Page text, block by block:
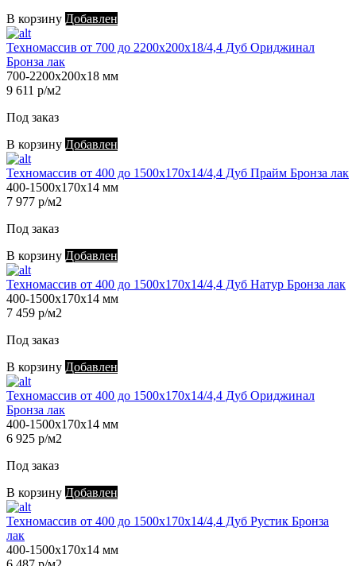
В корзину Добавлен
Техномассив от 700 до 2200х200х18/4,4 Дуб Ориджинал
Бронза лак
700-2200х200х18 мм
9 611 р/м2
Под заказ
В корзину Добавлен
Техномассив от 400 до 1500х170х14/4,4 Дуб Прайм Бронза лак
400-1500х170х14 мм
7 977 р/м2
Под заказ
В корзину Добавлен
Техномассив от 400 до 1500х170х14/4,4 Дуб Натур Бронза лак
400-1500х170х14 мм
7 459 р/м2
Под заказ
В корзину Добавлен
Техномассив от 400 до 1500х170х14/4,4 Дуб Ориджинал
Бронза лак
400-1500х170х14 мм
6 925 р/м2
Под заказ
В корзину Добавлен
Техномассив от 400 до 1500х170х14/4,4 Дуб Рустик Бронза
лак
400-1500х170х14 мм